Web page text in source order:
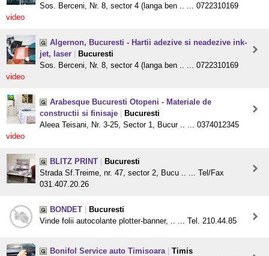
Sos. Berceni, Nr. 8, sector 4 (langa ben .. ... 0722310169
video
Algernon, Bucuresti - Hartii adezive si neadezive ink-
jet, laser
Bucuresti
Sos. Berceni, Nr. 8, sector 4 (langa ben .. ... 0722310169
video
Arabesque Bucuresti Otopeni - Materiale de
constructii si finisaje
Bucuresti
Aleea Teisani, Nr. 3-25, Sector 1, Bucur .. ... 0374012345
video
BLITZ PRINT
Bucuresti
Strada Sf.Treime, nr. 47, sector 2, Bucu .. ... Tel/Fax
031.407.20.26
BONDET
Bucuresti
Vinde folii autocolante plotter-banner, .. ... Tel. 210.44.85
Bonifol Service auto Timisoara
Timis